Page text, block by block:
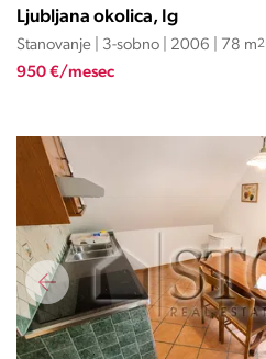
Ljubljana okolica, Ig
Stanovanje | 3-sobno | 2006 | 78 m2
950 €/mesec